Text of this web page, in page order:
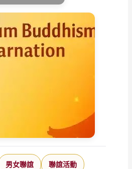
男女聯誼 聯誼活動